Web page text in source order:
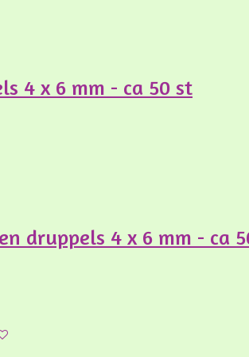
4 x 6 mm - ca 50 st
druppels 4 x 6 mm - ca